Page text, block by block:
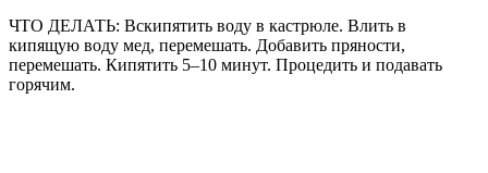
ЧТО ДЕЛАТЬ: Вскипятить воду в кастрюле. Влить в
кипящую воду мед, перемешать. Добавить пряности,
перемешать. Кипятить 5–10 минут. Процедить и подавать
горячим.